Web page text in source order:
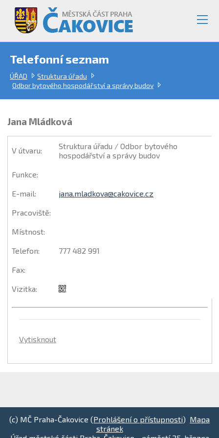
Telefonní seznam
ÚŘAD
Struktura úřadu
Odbor bytového hospodářství a správy budov
Jana Mládková
V útvaru:
Struktura úřadu / Odbor bytového
hospodářství a správy budov
Funkce:
E-mail: jana.mladkova@cakovice.cz
Pracoviště:
Místnost:
Telefon: 777 482 991
Fax:
Vizitka:
Vytisknout
(c) MČ Praha-Čakovice (Prohlášení o přístupnosti) Mapa
stránek